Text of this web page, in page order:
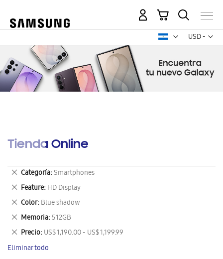
USD -
dólar
Mi carrito
Tienda Online
Categoría Smartphones
Eliminar
este
artículo
Feature HD Display
Eliminar
este
artículo
Color Blue shadow
Eliminar
este
artículo
Memoria 512GB
Eliminar
este
artículo
Precio US$ 1,190.00 - US$ 1,199.99
Eliminar
este
artículo
Eliminar todo